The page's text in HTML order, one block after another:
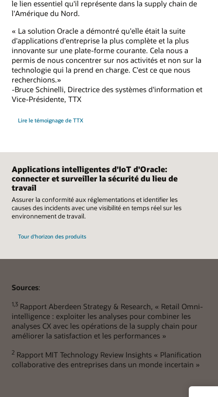
le lien essentiel qu'il représente dans la supply chain de
l'Amérique du Nord.
« La solution Oracle a démontré qu'elle était la suite
d'applications d'entreprise la plus complète et la plus
innovante sur une plate-forme courante. Cela nous a
permis de nous concentrer sur nos activités et non sur la
technologie qui la prend en charge. C'est ce que nous
recherchions.»
-Bruce Schinelli, Directrice des systèmes d'information et
Vice-Présidente, TTX
Lire le témoignage de TTX
Applications intelligentes d'IoT d'Oracle:
connecter et surveiller la sécurité du lieu de
travail
Assurer la conformité aux réglementations et identifier les
causes des incidents avec une visibilité en temps réel sur les
environnement de travail.
Tour d'horizon des produits
Sources:
1,3 Rapport Aberdeen Strategy & Research, « Retail Omni-
intelligence : exploiter les analyses pour combiner les
analyses CX avec les opérations de la supply chain pour
améliorer la satisfaction et les performances »
2 Rapport MIT Technology Review Insights « Planification
collaborative des entreprises dans un monde incertain »